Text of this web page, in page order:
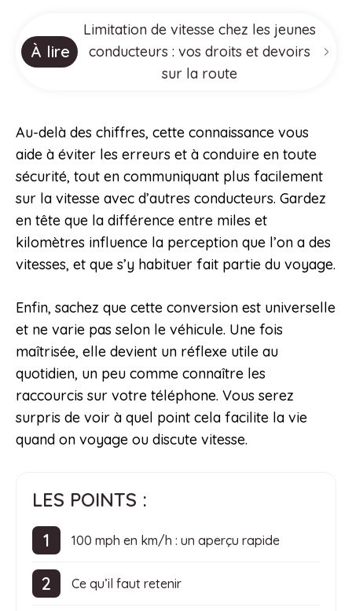
À lire
Limitation de vitesse chez les jeunes
conducteurs : vos droits et devoirs
sur la route
Au-delà des chiffres, cette connaissance vous
aide à éviter les erreurs et à conduire en toute
sécurité, tout en communiquant plus facilement
sur la vitesse avec d’autres conducteurs. Gardez
en tête que la différence entre miles et
kilomètres influence la perception que l’on a des
vitesses, et que s’y habituer fait partie du voyage.
Enfin, sachez que cette conversion est universelle
et ne varie pas selon le véhicule. Une fois
maîtrisée, elle devient un réflexe utile au
quotidien, un peu comme connaître les
raccourcis sur votre téléphone. Vous serez
surpris de voir à quel point cela facilite la vie
quand on voyage ou discute vitesse.
LES POINTS :
100 mph en km/h : un aperçu rapide
Ce qu’il faut retenir